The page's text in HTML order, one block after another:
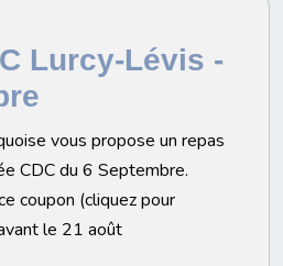
Lurcy-Lévis -
vous propose un repas
CDC du 6 Septembre.
coupon (cliquez pour
le 21 août